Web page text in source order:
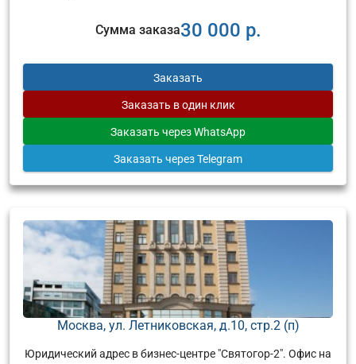
Сумма заказа30 000 р.
Заказать
Заказать в один клик
Заказать через WhatsApp
Заказать через Telegram
Москва, ул. Летниковская, д.10, стр.2 (п)
Юридический адрес в бизнес-центре "Святогор-2". Офис на